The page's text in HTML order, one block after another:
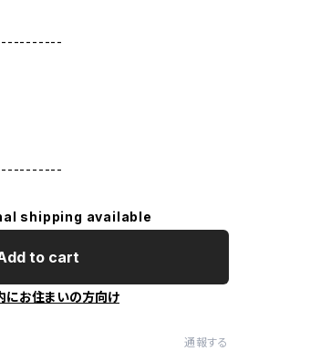
shipping available
to cart
にお住まいの方向け
通報する